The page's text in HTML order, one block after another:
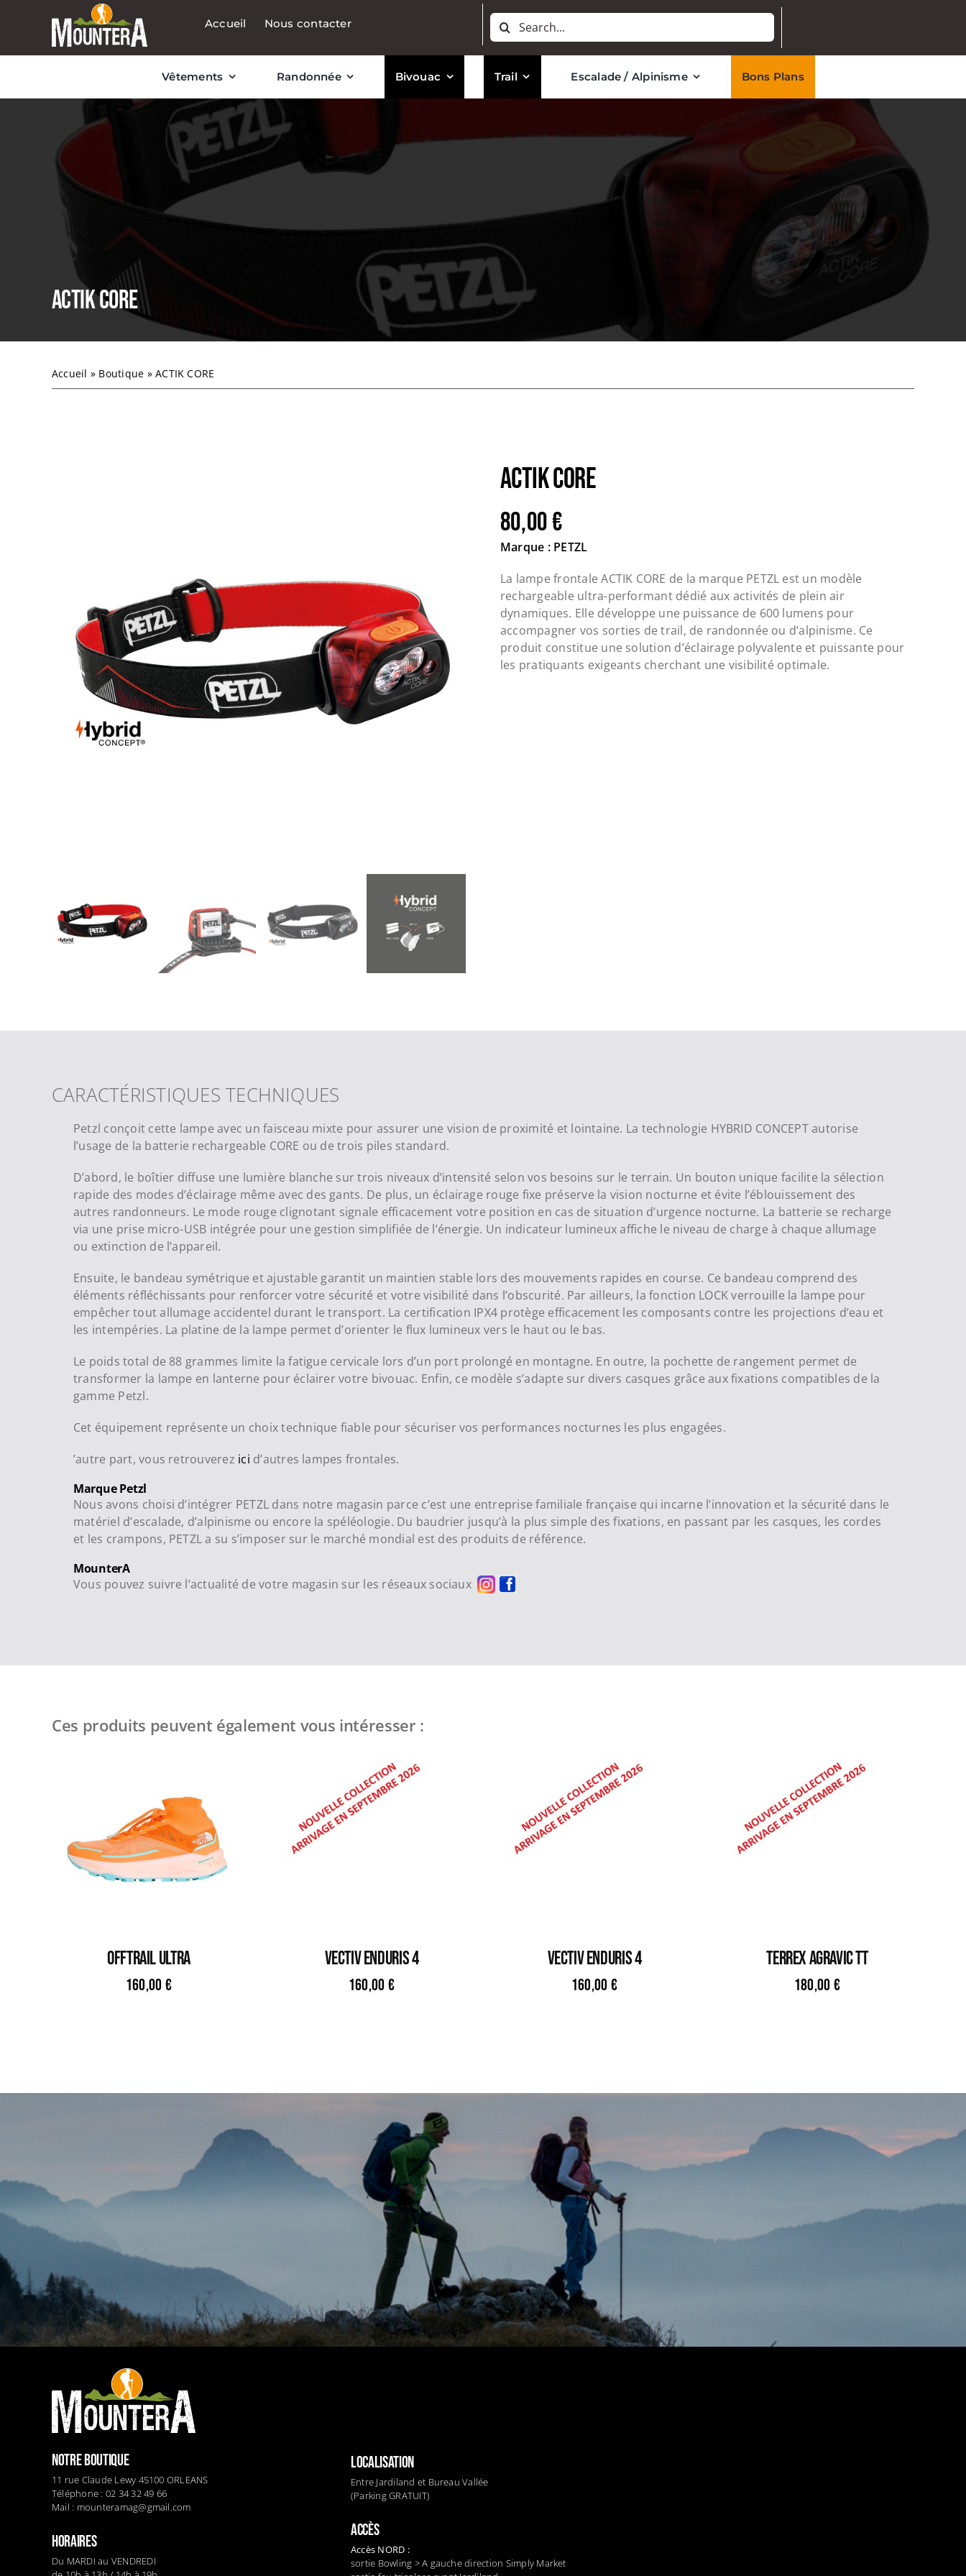
Accueil Nous contacter Rechercher:
Vêtements Randonnée Bivouac Trail Escalade / Alpinisme Bons Plans
ACTIK CORE
Accueil » Boutique »ACTIK CORE
ACTIK CORE
80,00€
Marque : PETZL
La lampe frontale ACTIK CORE de la marque PETZL est un modèle
rechargeable ultra-performant dédié aux activités de plein air
dynamiques. Elle développe une puissance de 600 lumens pour
accompagner vos sorties de trail, de randonnée ou d’alpinisme. Ce
produit constitue une solution d’éclairage polyvalente et puissante pour
les pratiquants exigeants cherchant une visibilité optimale.
CARACTÉRISTIQUES TECHNIQUES
Petzl conçoit cette lampe avec un faisceau mixte pour assurer une vision de proximité et lointaine. La technologie HYBRID CONCEPT autorise
l’usage de la batterie rechargeable CORE ou de trois piles standard.
D’abord, le boîtier diffuse une lumière blanche sur trois niveaux d’intensité selon vos besoins sur le terrain. Un bouton unique facilite la sélection
rapide des modes d’éclairage même avec des gants. De plus, un éclairage rouge fixe préserve la vision nocturne et évite l’éblouissement des
autres randonneurs. Le mode rouge clignotant signale efficacement votre position en cas de situation d’urgence nocturne. La batterie se recharge
via une prise micro-USB intégrée pour une gestion simplifiée de l’énergie. Un indicateur lumineux affiche le niveau de charge à chaque allumage
ou extinction de l’appareil.
Ensuite, le bandeau symétrique et ajustable garantit un maintien stable lors des mouvements rapides en course. Ce bandeau comprend des
éléments réfléchissants pour renforcer votre sécurité et votre visibilité dans l’obscurité. Par ailleurs, la fonction LOCK verrouille la lampe pour
empêcher tout allumage accidentel durant le transport. La certification IPX4 protège efficacement les composants contre les projections d’eau et
les intempéries. La platine de la lampe permet d’orienter le flux lumineux vers le haut ou le bas.
Le poids total de 88 grammes limite la fatigue cervicale lors d’un port prolongé en montagne. En outre, la pochette de rangement permet de
transformer la lampe en lanterne pour éclairer votre bivouac. Enfin, ce modèle s’adapte sur divers casques grâce aux fixations compatibles de la
gamme Petzl.
Cet équipement représente un choix technique fiable pour sécuriser vos performances nocturnes les plus engagées.
’autre part, vous retrouverez ici d’autres lampes frontales.
Marque Petzl
Nous avons choisi d’intégrer PETZL dans notre magasin parce c’est une entreprise familiale française qui incarne l’innovation et la sécurité dans le
matériel d’escalade, d’alpinisme ou encore la spéléologie. Du baudrier jusqu’à la plus simple des fixations, en passant par les casques, les cordes
et les crampons, PETZL a su s’imposer sur le marché mondial est des produits de référence.
MounterA
Vous pouvez suivre l’actualité de votre magasin sur les réseaux sociaux
Ces produits peuvent également vous intéresser :
OFFTRAIL ULTRA
160,00 €
VECTIV ENDURIS 4
160,00 €
VECTIV ENDURIS 4
160,00 €
TERREX AGRAVIC TT
180,00 €
NOTRE BOUTIQUE
11 rue Claude Lewy 45100 ORLEANS
Téléphone : 02 34 32 49 66
Mail : mounteramag@gmail.com
HORAIRES
Du MARDI au VENDREDI
LOCALISATION
Entre Jardiland et Bureau Vallée
(Parking GRATUIT)
ACCÈS
Accès NORD :
sortie Bowling > A gauche direction Simply Market